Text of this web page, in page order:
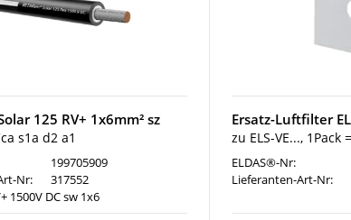
125 RV+ 1x6mm² sz
s1a d2 a1
199705909
Nr:
317552
1500V DC sw 1x6
Ersatz-Luftfilter
zu ELS-VE..., 1Pack
ELDAS®-Nr:
Lieferanten-Art-Nr: